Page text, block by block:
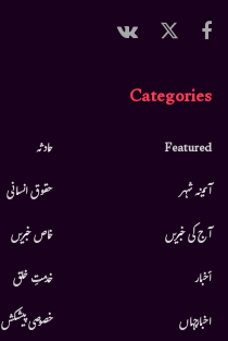
Categories
Featured
آئینہ شہر
آج کی خبریں
أخبار
اخبارجہاں
حادثہ
حقوق انسانی
خاص خبریں
خدمتِ خلق
خصوصی پیشکش